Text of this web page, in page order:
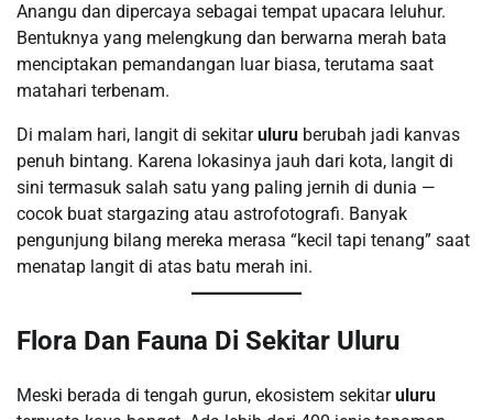
Anangu dan dipercaya sebagai tempat upacara leluhur.
Bentuknya yang melengkung dan berwarna merah bata
menciptakan pemandangan luar biasa, terutama saat
matahari terbenam.
Di malam hari, langit di sekitaruluru berubah jadi kanvas
penuh bintang. Karena lokasinya jauh dari kota, langit di
sini termasuk salah satu yang paling jernih di dunia —
cocok buat stargazing atau astrofotografi. Banyak
pengunjung bilang mereka merasa “kecil tapi tenang” saat
menatap langit di atas batu merah ini.
Flora Dan Fauna Di Sekitar Uluru
Meski berada di tengah gurun, ekosistem sekitaruluru